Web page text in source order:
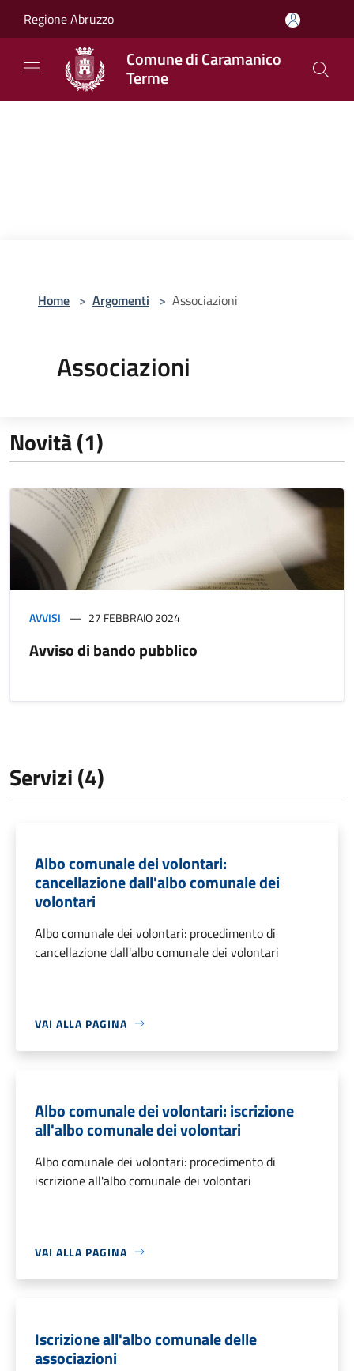
Regione Abruzzo
Comune di Caramanico
Terme
Home > Argomenti > Associazioni
Associazioni
Novità (1)
AVVISI 27 FEBBRAIO 2024
Avviso di bando pubblico
Servizi (4)
Albo comunale dei volontari:
cancellazione dall'albo comunale dei
volontari
Albo comunale dei volontari: procedimento di
cancellazione dall'albo comunale dei volontari
VAI ALLA PAGINA
Albo comunale dei volontari: iscrizione
all'albo comunale dei volontari
Albo comunale dei volontari: procedimento di
iscrizione all'albo comunale dei volontari
VAI ALLA PAGINA
Iscrizione all'albo comunale delle
associazioni